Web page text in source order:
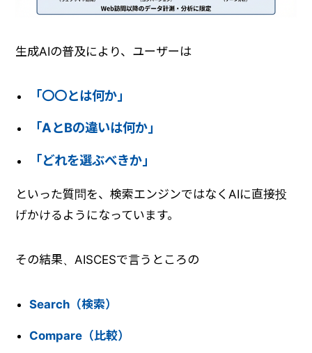
生成AIの普及により、ユーザーは
「〇〇とは何か」
「AとBの違いは何か」
「どれを選ぶべきか」
といった質問を、検索エンジンではなくAIに直接投
げかけるようになっています。
その結果、AISCESで言うところの
Search（検索）
Compare（比較）